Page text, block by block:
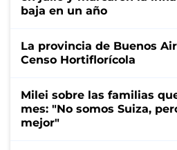
baja en un año
La provincia de Buenos
Censo Hortiflorícola
Milei sobre las familias
mes: "No somos Suiza,
mejor"